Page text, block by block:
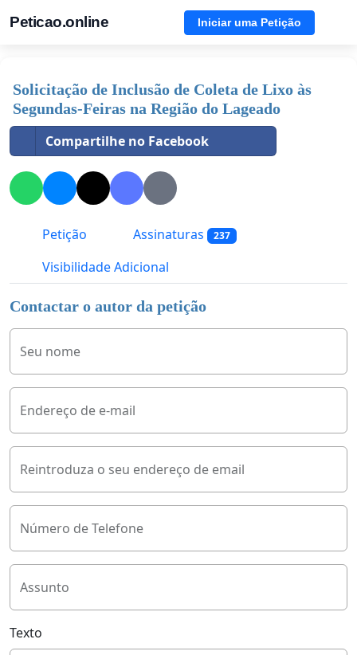
Peticao.online Iniciar uma Petição
Solicitação de Inclusão de Coleta de Lixo às
Segundas-Feiras na Região do Lageado
Compartilhe no Facebook
Petição Assinaturas 237
Visibilidade Adicional
Contactar o autor da petição
Seu nome
Endereço de e-mail
Reintroduza o seu endereço de email
Número de Telefone
Assunto
Texto